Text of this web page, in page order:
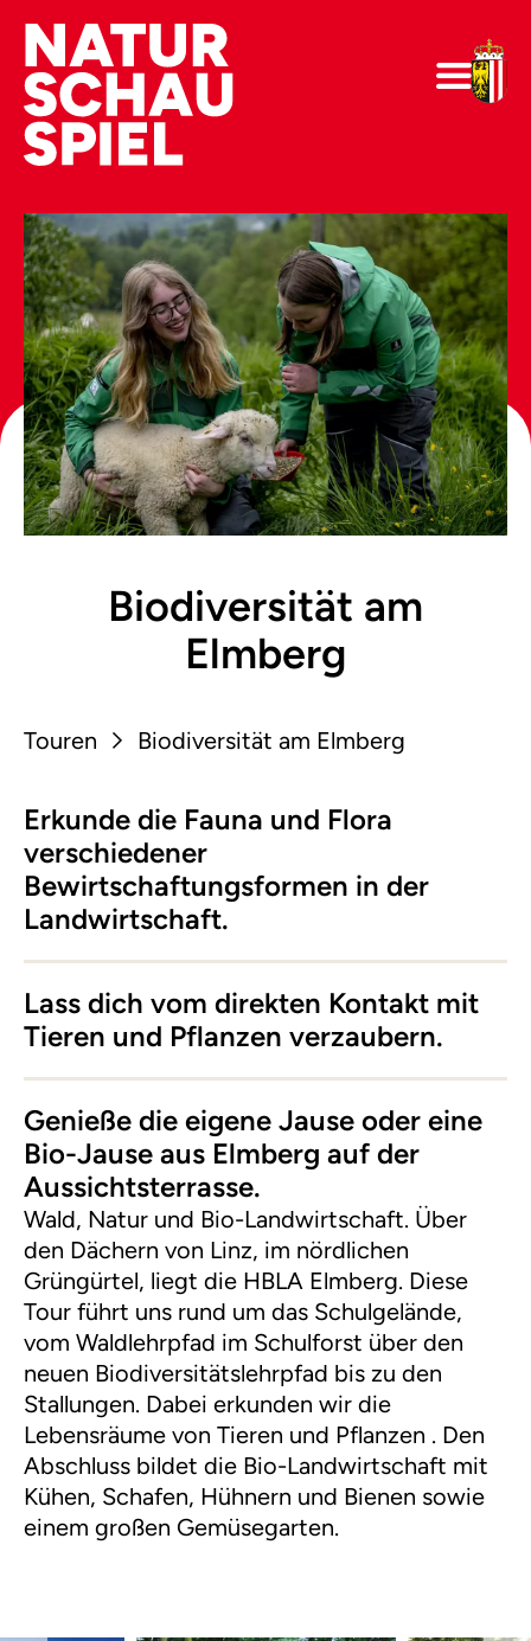
Biodiversität am
Elmberg
Touren Biodiversität am Elmberg
Erkunde die Fauna und Flora
verschiedener
Bewirtschaftungsformen in der
Landwirtschaft.
Lass dich vom direkten Kontakt mit
Tieren und Pflanzen verzaubern.
Genieße die eigene Jause oder eine
Bio-Jause aus Elmberg auf der
Aussichtsterrasse.
Wald, Natur und Bio-Landwirtschaft. Über
den Dächern von Linz, im nördlichen
Grüngürtel, liegt die HBLA Elmberg. Diese
Tour führt uns rund um das Schulgelände,
vom Waldlehrpfad im Schulforst über den
neuen Biodiversitätslehrpfad bis zu den
Stallungen. Dabei erkunden wir die
Lebensräume von Tieren und Pflanzen . Den
Abschluss bildet die Bio-Landwirtschaft mit
Kühen, Schafen, Hühnern und Bienen sowie
einem großen Gemüsegarten.